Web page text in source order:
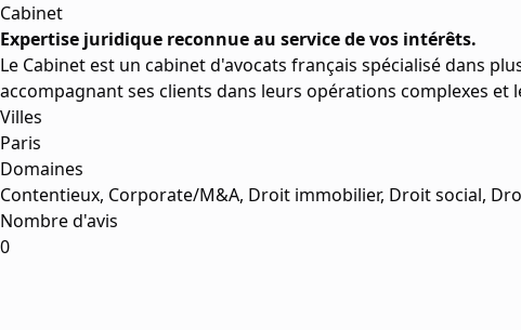
Cabinet
Expertise juridique reconnue au service de vos intérêts.
Le Cabinet est un cabinet d'avocats français spécialisé dans
accompagnant ses clients dans leurs opérations complexes
Villes
Paris
Domaines
Contentieux, Corporate/M&A, Droit immobilier, Droit social,
Nombre d'avis
0